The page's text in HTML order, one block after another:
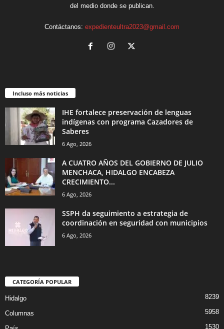
del medio donde se publican.
Contáctanos: expedienteultra2023@gmail.com
Incluso más noticias
IHE fortalece preservación de lenguas
indígenas con programa Cazadores de
Saberes
6 Ago, 2026
A CUATRO AÑOS DEL GOBIERNO DE JULIO
MENCHACA, HIDALGO ENCABEZA
CRECIMIENTO...
6 Ago, 2026
SSPH da seguimiento a estrategia de
coordinación en seguridad con municipios
6 Ago, 2026
CATEGORÍA POPULAR
Hidalgo 8239
Columnas 5958
1530